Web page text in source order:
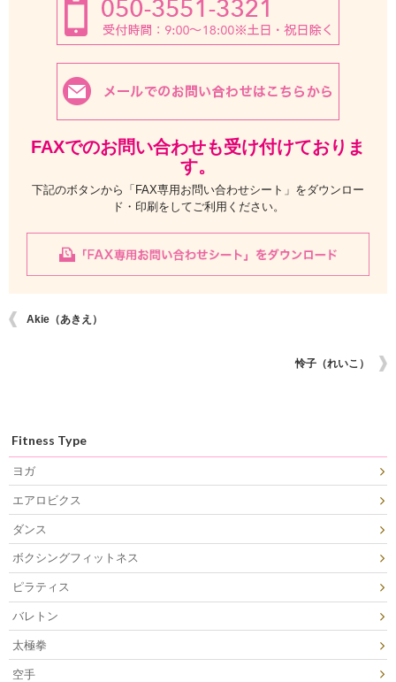
FAXでのお問い合わせも受け付けておりま
す。
下記のボタンから「FAX専用お問い合わせシート」をダウンロー
ド・印刷をしてご利用ください。
Akie（あきえ）
怜子（れいこ）
Fitness Type
ヨガ
エアロビクス
ダンス
ボクシングフィットネス
ピラティス
バレトン
太極拳
空手